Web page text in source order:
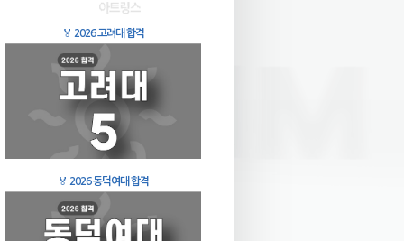
🏅 2026 고려대 합격
🏅 2026 동덕여대 합격